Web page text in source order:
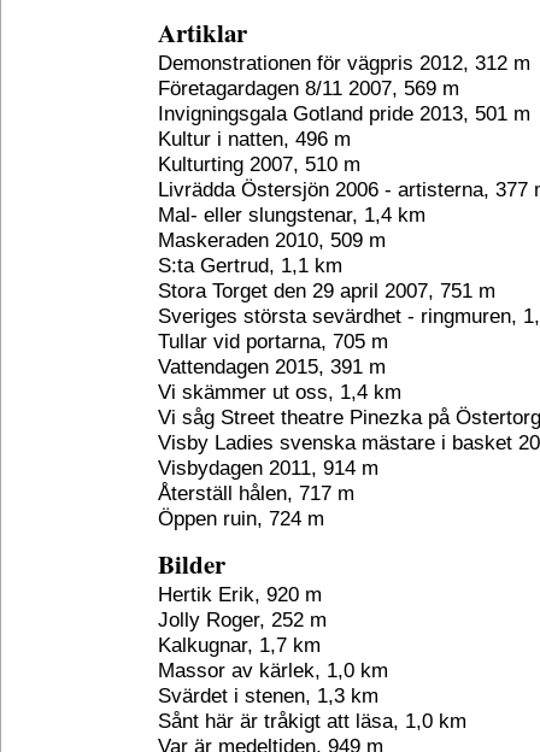
Artiklar
Demonstrationen för vägpris 2012, 312 m
Företagardagen 8/11 2007, 569 m
Invigningsgala Gotland pride 2013, 501 m
Kultur i natten, 496 m
Kulturting 2007, 510 m
Livrädda Östersjön 2006 - artisterna, 377
Mal- eller slungstenar, 1,4 km
Maskeraden 2010, 509 m
S:ta Gertrud, 1,1 km
Stora Torget den 29 april 2007, 751 m
Sveriges största sevärdhet - ringmuren,
Tullar vid portarna, 705 m
Vattendagen 2015, 391 m
Vi skämmer ut oss, 1,4 km
Vi såg Street theatre Pinezka på
Visby Ladies svenska mästare i basket
Visbydagen 2011, 914 m
Återställ hålen, 717 m
Öppen ruin, 724 m
Bilder
Hertik Erik, 920 m
Jolly Roger, 252 m
Kalkugnar, 1,7 km
Massor av kärlek, 1,0 km
Svärdet i stenen, 1,3 km
Sånt här är tråkigt att läsa, 1,0 km
Var är medeltiden, 949 m